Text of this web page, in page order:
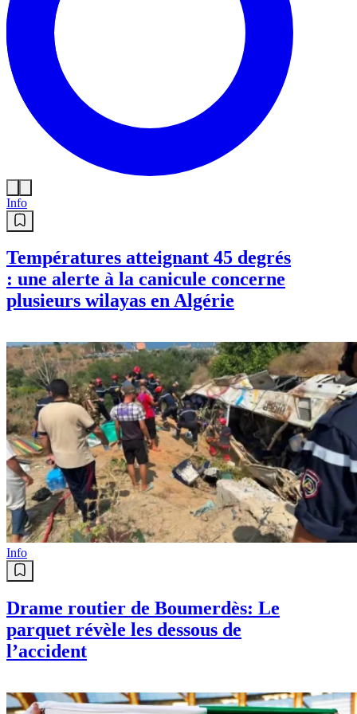
Info
Températures atteignant 45 degrés
: une alerte à la canicule concerne
plusieurs wilayas en Algérie
Info
Drame routier de Boumerdès: Le
parquet révèle les dessous de
l’accident